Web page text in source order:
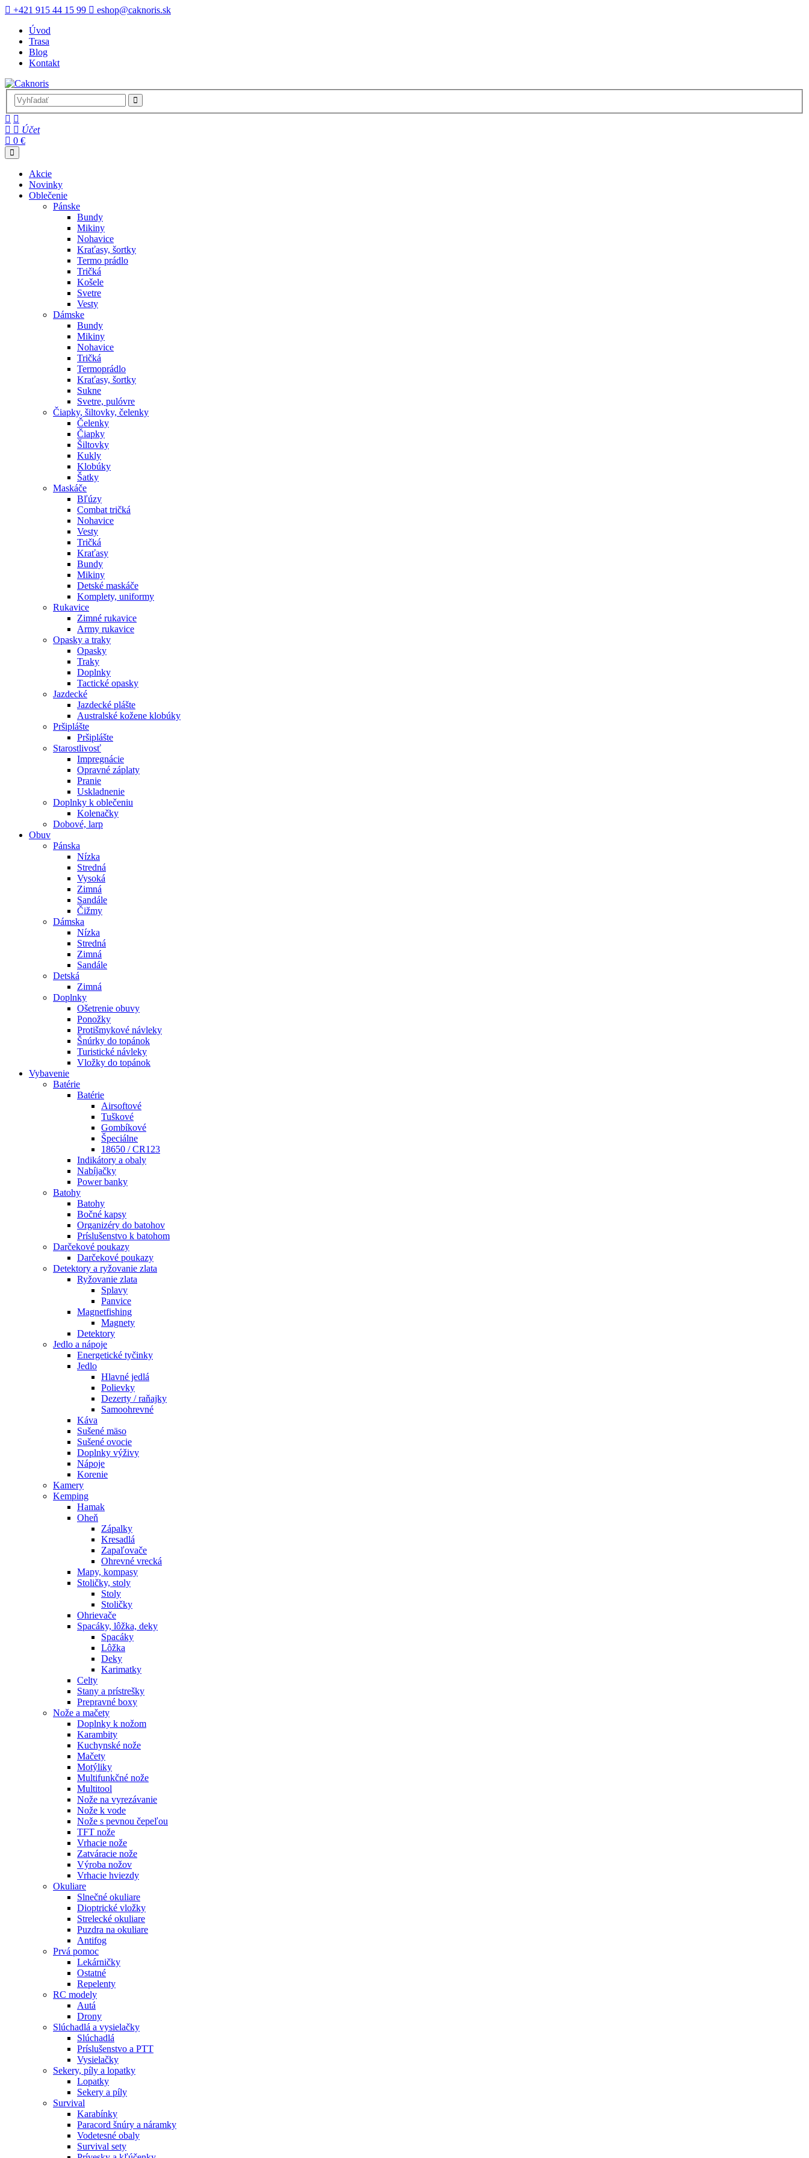
+421 915 44 15 99
eshop@caknoris.sk
Úvod
Trasa
Blog
Kontakt
Účet
0 €
Akcie
Novinky
Oblečenie
Pánske
Bundy
Mikiny
Nohavice
Kraťasy, šortky
Termo prádlo
Tričká
Košele
Svetre
Vesty
Dámske
Bundy
Mikiny
Nohavice
Tričká
Termoprádlo
Kraťasy, šortky
Sukne
Svetre, pulóvre
Čiapky, šiltovky, čelenky
Čelenky
Čiapky
Šiltovky
Kukly
Klobúky
Šatky
Maskáče
Bľúzy
Combat tričká
Nohavice
Vesty
Tričká
Kraťasy
Bundy
Mikiny
Detské maskáče
Komplety, uniformy
Rukavice
Zimné rukavice
Army rukavice
Opasky a traky
Opasky
Traky
Doplnky
Tactické opasky
Jazdecké
Jazdecké plášte
Australské kožene klobúky
Pršiplášte
Pršiplášte
Starostlivosť
Impregnácie
Opravné záplaty
Pranie
Uskladnenie
Doplnky k oblečeniu
Kolenačky
Dobové, larp
Obuv
Pánska
Nízka
Stredná
Vysoká
Zimná
Sandále
Čižmy
Dámska
Nízka
Stredná
Zimná
Sandále
Detská
Zimná
Doplnky
Ošetrenie obuvy
Ponožky
Protišmykové návleky
Šnúrky do topánok
Turistické návleky
Vložky do topánok
Vybavenie
Batérie
Batérie
Airsoftové
Tuškové
Gombíkové
Špeciálne
18650 / CR123
Indikátory a obaly
Nabíjačky
Power banky
Batohy
Batohy
Bočné kapsy
Organizéry do batohov
Príslušenstvo k batohom
Darčekové poukazy
Darčekové poukazy
Detektory a ryžovanie zlata
Ryžovanie zlata
Splavy
Panvice
Magnetfishing
Magnety
Detektory
Jedlo a nápoje
Energetické tyčinky
Jedlo
Hlavné jedlá
Polievky
Dezerty / raňajky
Samoohrevné
Káva
Sušené mäso
Sušené ovocie
Doplnky výživy
Nápoje
Korenie
Kamery
Kemping
Hamak
Oheň
Zápalky
Kresadlá
Zapaľovače
Ohrevné vrecká
Mapy, kompasy
Stoličky, stoly
Stoly
Stoličky
Ohrievače
Spacáky, lôžka, deky
Spacáky
Lôžka
Deky
Karimatky
Celty
Stany a prístrešky
Prepravné boxy
Nože a mačety
Doplnky k nožom
Karambity
Kuchynské nože
Mačety
Motýliky
Multifunkčné nože
Multitool
Nože na vyrezávanie
Nože k vode
Nože s pevnou čepeľou
TFT nože
Vrhacie nože
Zatváracie nože
Výroba nožov
Vrhacie hviezdy
Okuliare
Slnečné okuliare
Dioptrické vložky
Strelecké okuliare
Puzdra na okuliare
Antifog
Prvá pomoc
Lekárničky
Ostatné
Repelenty
RC modely
Autá
Drony
Slúchadlá a vysielačky
Slúchadlá
Príslušenstvo a PTT
Vysielačky
Sekery, píly a lopatky
Lopatky
Sekery a píly
Survival
Karabínky
Paracord šnúry a náramky
Vodetesné obaly
Survival sety